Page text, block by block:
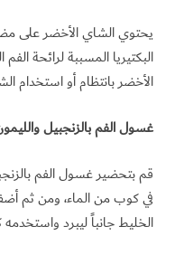
يحتوي الشاي الأخضر على
البكتيريا المسببة لرائحة
الأخضر بانتظام أو
غسول الفم بالزنجبيل
قم بتحضير غسول الفم
في كوب من الماء، ومن ثم
الخليط جانباً ليبرد